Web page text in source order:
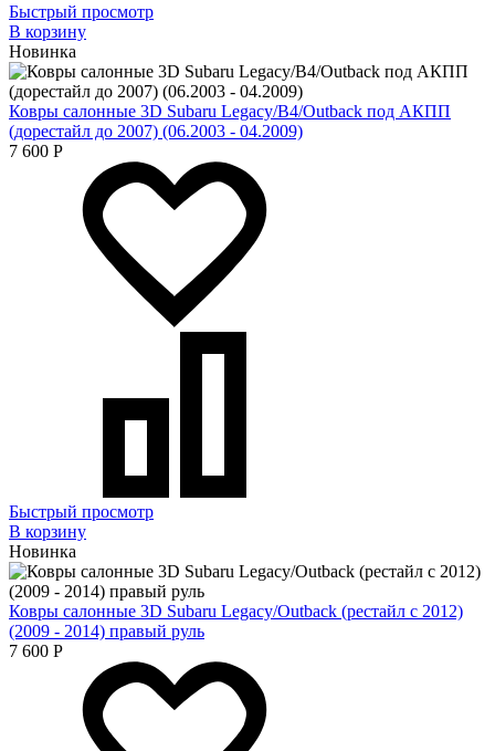
Быстрый просмотр
В корзину
Новинка
Ковры салонные 3D Subaru Legacy/B4/Outback под АКПП
(дорестайл до 2007) (06.2003 - 04.2009)
7 600 Р
Быстрый просмотр
В корзину
Новинка
Ковры салонные 3D Subaru Legacy/Outback (рестайл c 2012)
(2009 - 2014) правый руль
7 600 Р